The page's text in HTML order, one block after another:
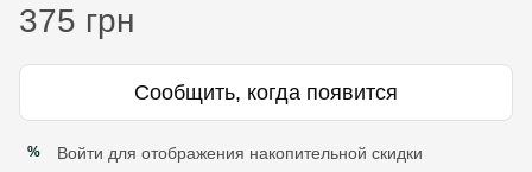
375 грн
Сообщить, когда появится
% Войти для отображения накопительной скидки